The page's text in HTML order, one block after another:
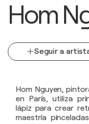
Hom
Seguir a
Hom Nguyen,
en París, utiliza
lápiz para crear
maestría